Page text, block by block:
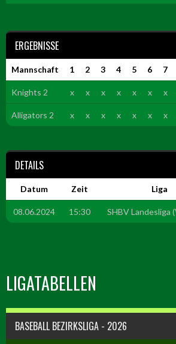
ERGEBNISSE
Mannschaft 1 2 3 4 5 6 7
Knights 2 x x x x x x x
Alligators 2 x x x x x x x
DETAILS
Datum Zeit Liga
08.06.2024 15:30 SHBV Landesliga
LIGATABELLEN
BASEBALL BEZIRKSLIGA - 2026